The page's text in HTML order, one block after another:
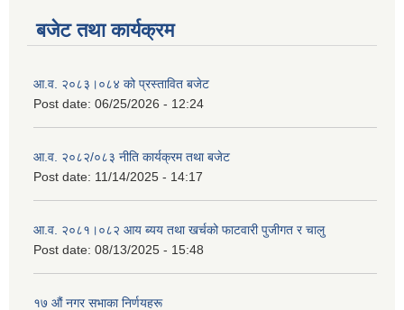
बजेट तथा कार्यक्रम
आ.व. २०८३।०८४ को प्रस्तावित बजेट
Post date: 06/25/2026 - 12:24
आ.व. २०८२/०८३ नीति कार्यक्रम तथा बजेट
Post date: 11/14/2025 - 14:17
आ.व. २०८१।०८२ आय ब्यय तथा खर्चको फाटवारी पुजीगत र चालु
Post date: 08/13/2025 - 15:48
१७ औं नगर सभाका निर्णयहरू